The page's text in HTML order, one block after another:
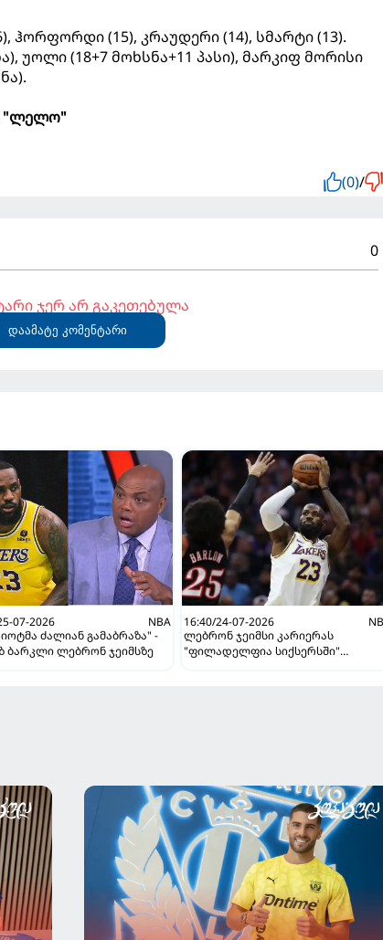
ჰორფორდი (15), კრაუდერი (14), სმარტი (13).
უოლი (18+7 მოხსნა+11 პასი), მარკიფ მორისი
"ლელო"
(0)/
0
ჯერ არ გაკეთებულა
დაამატე კომენტარი
07-2026
NBA
ძალიან გამაბრაზა" -
ბარკლი ლებრონ ჯეიმსზე
16:40/24-07-2026
ლებრონ ჯეიმსი კარიერას
"ფილადელფია სიქსერსში"